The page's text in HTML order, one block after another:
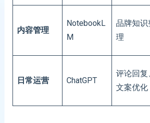
内容管理
NotebookL
M
品牌知识
理
日常运营 ChatGPT
评论回复
文案优化